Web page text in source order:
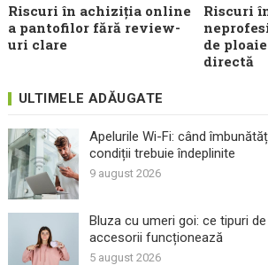
Riscuri în achiziția online
a pantofilor fără review-
uri clare
Riscuri
de
directă
ULTIMELE ADĂUGATE
Apelurile Wi-Fi: când
condiții trebuie îndeplinite
9 august 2026
Bluza cu umeri goi: ce tipuri
accesorii funcționează
5 august 2026